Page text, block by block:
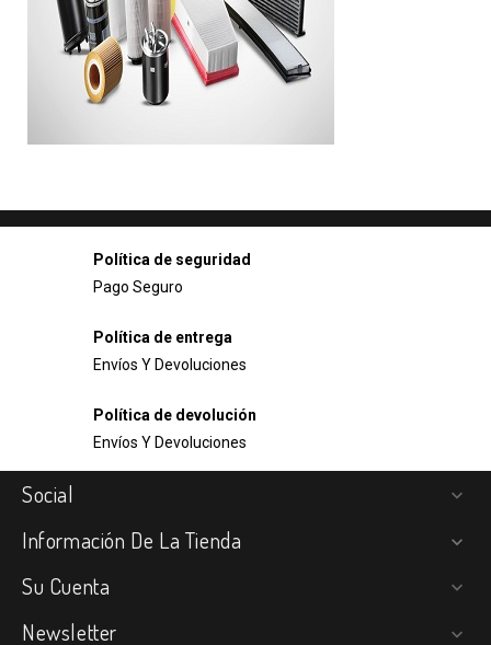
Política de seguridad
Pago Seguro
Política de entrega
Envíos Y Devoluciones
Política de devolución
Envíos Y Devoluciones
Social 
Información De La Tienda 
Su Cuenta 
Newsletter 